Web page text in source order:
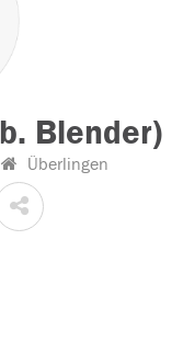
Blender)
Überlingen